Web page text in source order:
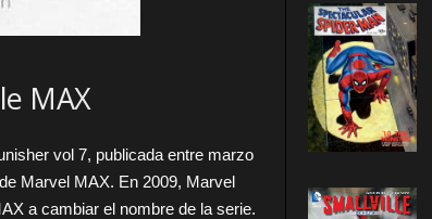
MAX
vol 7, publicada entre marzo
Marvel MAX. En 2009, Marvel
a cambiar el nombre de la serie.